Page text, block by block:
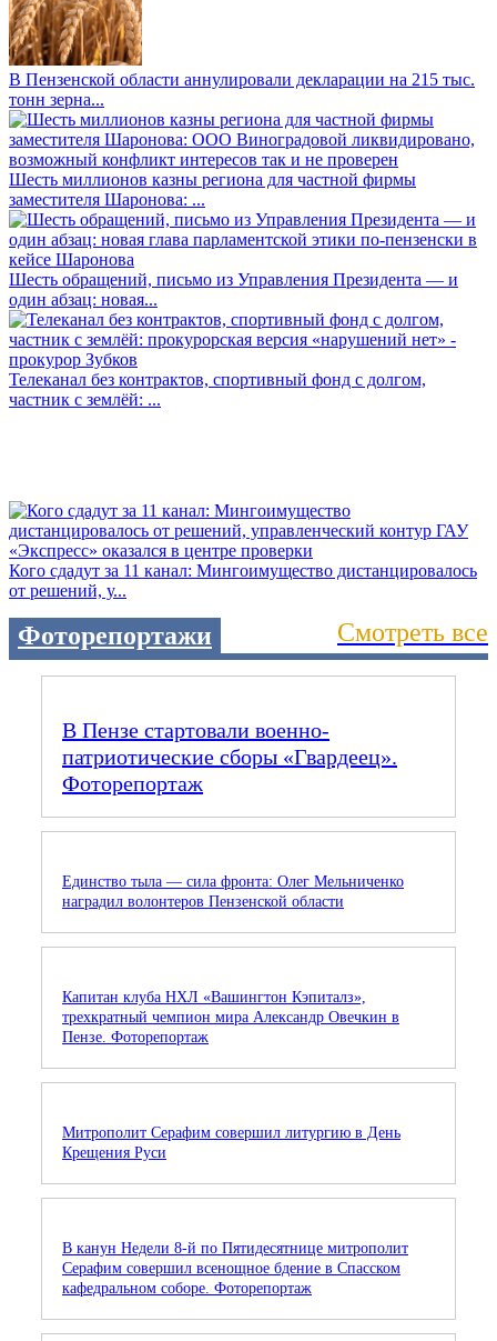
В Пензенской области аннулировали декларации на 215 тыс.
тонн зерна...
Шесть миллионов казны региона для частной фирмы
заместителя Шаронова: ...
Шесть обращений, письмо из Управления Президента — и
один абзац: новая...
Телеканал без контрактов, спортивный фонд с долгом,
частник с землёй: ...
Кого сдадут за 11 канал: Мингоимущество дистанцировалось
от решений, у...
Фоторепортажи Смотреть все
В Пензе стартовали военно-
патриотические сборы «Гвардеец».
Фоторепортаж
Единство тыла — сила фронта: Олег Мельниченко
наградил волонтеров Пензенской области
Капитан клуба НХЛ «Вашингтон Кэпиталз»,
трехкратный чемпион мира Александр Овечкин в
Пензе. Фоторепортаж
Митрополит Серафим совершил литургию в День
Крещения Руси
В канун Недели 8-й по Пятидесятнице митрополит
Серафим совершил всенощное бдение в Спасском
кафедральном соборе. Фоторепортаж